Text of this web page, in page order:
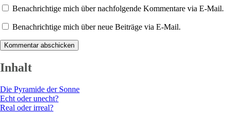
Benachrichtige mich über nachfolgende Kommentare via E-Mail.
Benachrichtige mich über neue Beiträge via E-Mail.
Inhalt
Die Pyramide der Sonne
Echt oder unecht?
Real oder irreal?